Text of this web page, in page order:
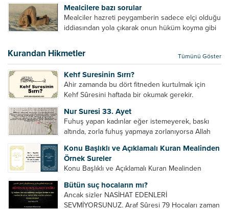
geliştirmeleri hususunda bazen açık bazen gizli
tenkitlerde bulunmuşuzdur. Örneğin hocalarda
olması gereken hususları sıralar ve...
Mealcilere bazı sorular
Mealciler hazreti peygamberin sadece elçi olduğu
iddiasından yola çıkarak onun hüküm koyma gibi
elçilik yaptığı makam adına teşri yapamaz. Sadece
elçi kelimesinin manasından...
Kurandan Hikmetler Tümünü Göster
Kehf Suresinin Sırrı?
Ahir zamanda bu dört fitneden kurtulmak için
Kehf Sûresini haftada bir okumak gerekir.
din algısı, yanlış din öğreten hoca algısını yenmek
vb. Dini doğru...
Nur Suresi 33. Ayet
Fuhuş yapan kadınlar eğer istemeyerek, baskı
altında, zorla fuhuş yapmaya zorlanıyorsa Allah
cariyelerinizi dünya hayatının menfaatini elde
etmek için fuhuş yapmaya zorlamayın. Her...
Konu Başlıklı ve Açıklamalı Kuran Mealinden
Örnek Sureler
Konu Başlıklı ve Açıklamalı Kuran Mealinden
Bütün suç hocaların mı?
Ancak sizler NASİHAT EDENLERİ
SEVMİYORSUNUZ. Araf Sûresi 79 Hocaları zaman